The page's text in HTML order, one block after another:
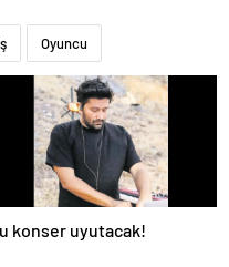
Oyuncu
konser uyutacak!